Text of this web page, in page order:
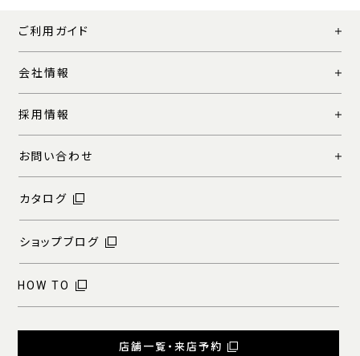
ご利用ガイド
会社情報
採用情報
お問い合わせ
カタログ
ショップブログ
HOW TO
店舗一覧・来店予約